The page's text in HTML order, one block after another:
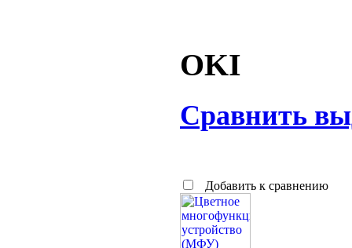
OKI
Сравнить
Добавить к сравнению